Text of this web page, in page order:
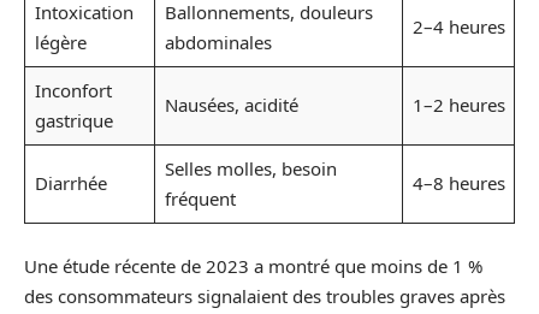
Intoxication
légère
Ballonnements, douleurs
abdominales
2–4 heures
Inconfort
gastrique
Nausées, acidité 1–2 heures
Diarrhée
Selles molles, besoin
fréquent
4–8 heures
Une étude récente de 2023 a montré que moins de 1 %
des consommateurs signalaient des troubles graves après